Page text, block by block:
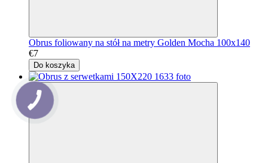
Obrus foliowany na stół na metry Golden Mocha 100x140
€7
Do koszyka